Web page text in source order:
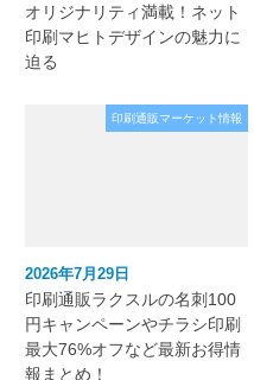
オリジナリティ満載！ネット
印刷マヒトデザインの魅力に
迫る
印刷通販マーケット情報
2026年7月29日
印刷通販ラクスルの名刺100
円キャンペーンやチラシ印刷
最大76%オフなど最新お得情
報まとめ！